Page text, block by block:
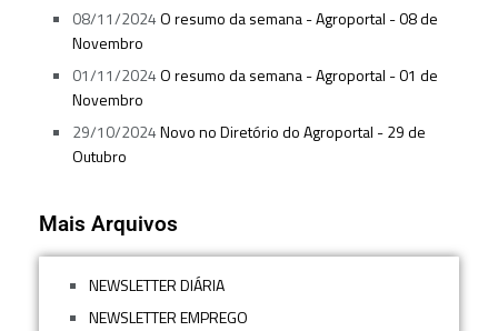
08/11/2024O resumo da semana - Agroportal - 08 de
Novembro
01/11/2024O resumo da semana - Agroportal - 01 de
Novembro
29/10/2024Novo no Diretório do Agroportal - 29 de
Outubro
Mais Arquivos
NEWSLETTER DIÁRIA
NEWSLETTER EMPREGO